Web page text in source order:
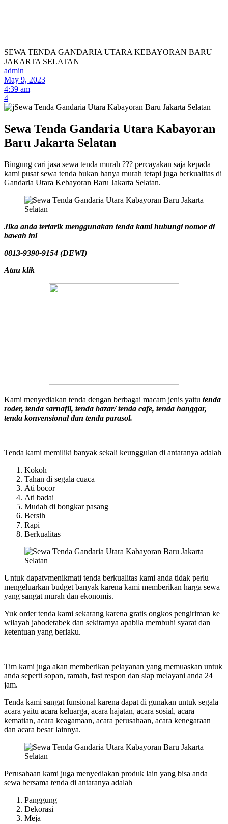
SEWA TENDA GANDARIA UTARA KEBAYORAN BARU
JAKARTA SELATAN
admin
May 9, 2023
4:39 am
4
Sewa Tenda Gandaria Utara Kabayoran
Baru Jakarta Selatan
Bingung cari jasa sewa tenda murah ??? percayakan saja kepada
kami pusat sewa tenda bukan hanya murah tetapi juga berkualitas di
Gandaria Utara Kebayoran Baru Jakarta Selatan.
Jika anda tertarik menggunakan tenda kami hubungi nomor di
bawah ini
0813-9390-9154 (DEWI)
Atau klik
Kami menyediakan tenda dengan berbagai macam jenis yaitu tenda
roder, tenda sarnafil, tenda bazar/ tenda cafe, tenda hanggar,
tenda konvensional dan tenda parasol.
Tenda kami memiliki banyak sekali keunggulan di antaranya adalah
Kokoh
Tahan di segala cuaca
Ati bocor
Ati badai
Mudah di bongkar pasang
Bersih
Rapi
Berkualitas
Untuk dapatvmenikmati tenda berkualitas kami anda tidak perlu
mengeluarkan budget banyak karena kami memberikan harga sewa
yang sangat murah dan ekonomis.
Yuk order tenda kami sekarang karena gratis ongkos pengiriman ke
wilayah jabodetabek dan sekitarnya apabila membuhi syarat dan
ketentuan yang berlaku.
Tim kami juga akan memberikan pelayanan yang memuaskan untuk
anda seperti sopan, ramah, fast respon dan siap melayani anda 24
jam.
Tenda kami sangat funsional karena dapat di gunakan untuk segala
acara yaitu acara keluarga, acara hajatan, acara sosial, acara
kematian, acara keagamaan, acara perusahaan, acara kenegaraan
dan acara besar lainnya.
Perusahaan kami juga menyediakan produk lain yang bisa anda
sewa bersama tenda di antaranya adalah
Panggung
Dekorasi
Meja